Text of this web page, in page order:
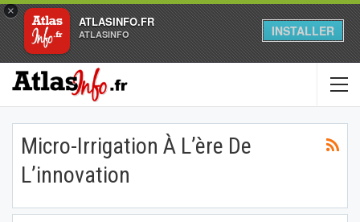
×
ATLASINFO.FR
ATLASINFO INSTALLER
Micro-Irrigation À L’ère De
L’innovation